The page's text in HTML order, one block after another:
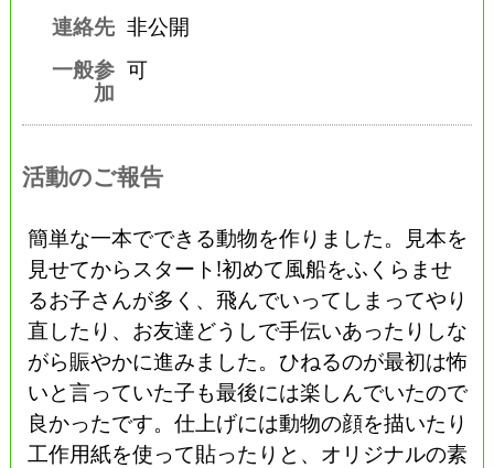
連絡先 非公開
一般参
加
可
活動のご報告
簡単な一本でできる動物を作りました。見本を
見せてからスタート!初めて風船をふくらませ
るお子さんが多く、飛んでいってしまってやり
直したり、お友達どうしで手伝いあったりしな
がら賑やかに進みました。ひねるのが最初は怖
いと言っていた子も最後には楽しんでいたので
良かったです。仕上げには動物の顔を描いたり
工作用紙を使って貼ったりと、オリジナルの素